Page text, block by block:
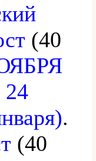
(40
24
.
(40